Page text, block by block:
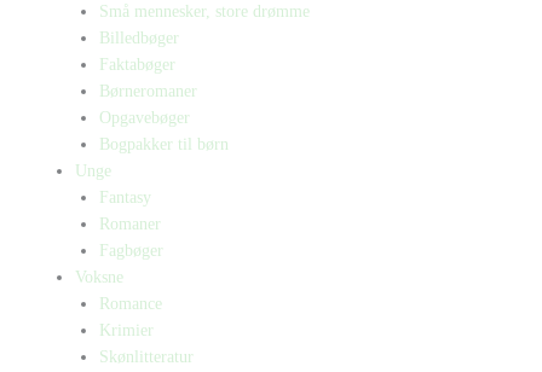
Små mennesker, store drømme
Billedbøger
Faktabøger
Børneromaner
Opgavebøger
Bogpakker til børn
Unge
Fantasy
Romaner
Fagbøger
Voksne
Romance
Krimier
Skønlitteratur